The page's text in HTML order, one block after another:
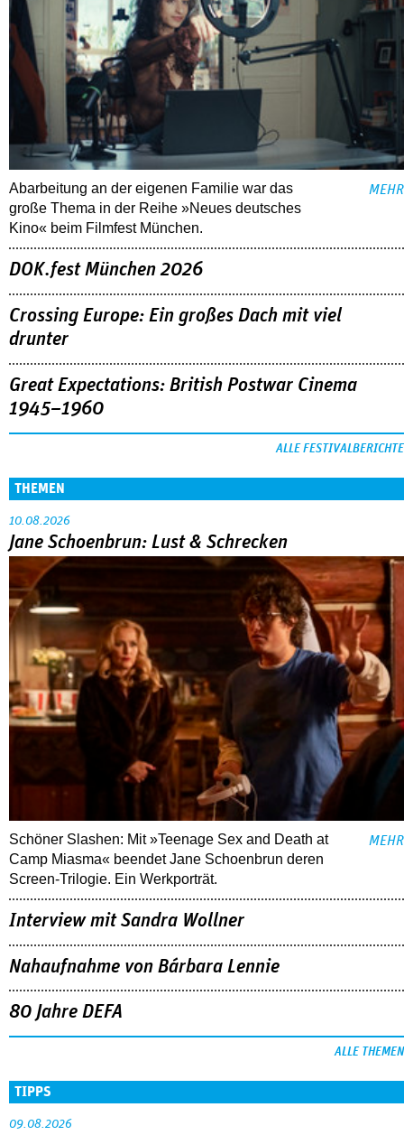
Abarbeitung an der eigenen Familie war das
große Thema in der Reihe »Neues deutsches
Kino« beim Filmfest München.
MEHR
DOK.fest München 2026
Crossing Europe: Ein großes Dach mit viel
drunter
Great Expectations: British Postwar Cinema
1945–1960
ALLE FESTIVALBERICHTE
THEMEN
10.08.2026
Jane Schoenbrun: Lust & Schrecken
Schöner Slashen: Mit »Teenage Sex and Death at
Camp Miasma« beendet Jane Schoenbrun deren
Screen-Trilogie. Ein Werkporträt.
MEHR
Interview mit Sandra Wollner
Nahaufnahme von Bárbara Lennie
80 Jahre DEFA
ALLE THEMEN
TIPPS
09.08.2026